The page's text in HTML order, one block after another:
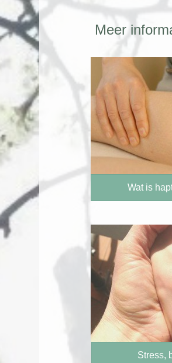
Meer
Wat is
Stress,